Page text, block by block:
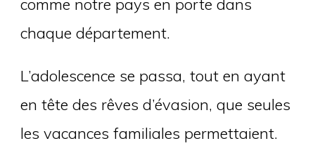
chaque département.
L’adolescence se passa, tout en ayant
en tête des rêves d’évasion, que seules
les vacances familiales permettaient.